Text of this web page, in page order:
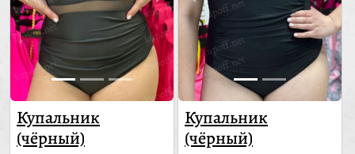
Купальник
(чёрный)
Купальник
(чёрный)